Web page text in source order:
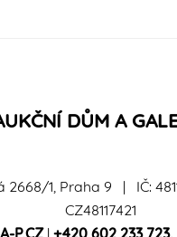
2668/1, Praha 9 | IČ:
CZ48117421
P.CZ| +420 602 233 723,
DŮM A